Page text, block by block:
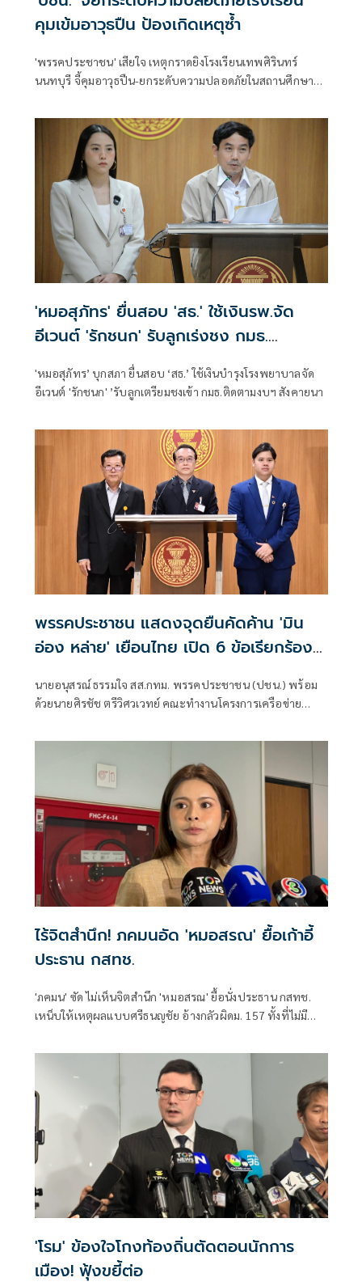
คุมเข้มอาวุธปืน ป้องเกิดเหตุซ้ำ
'พรรคประชาชน' เสียใจ เหตุกราดยิงโรงเรียนเทพศิรินทร์
นนทบุรี จี้คุมอาวุธปืน-ยกระดับความปลอดภัยในสถานศึกษา
'หมอสุภัทร' ยื่นสอบ 'สธ.' ใช้เงินรพ.จัด
อีเวนต์ 'รักชนก' รับลูกเร่งชง กมธ.
'หมอสุภัทร’ บุกสภา ยื่นสอบ ‘สธ.’ ใช้เงินบำรุงโรงพยาบาลจัด
อีเวนต์ 'รักชนก' ’รับลูกเตรียมชงเข้า กมธ.ติดตามงบฯ สังคายนา
พรรคประชาชน แสดงจุดยืนคัดค้าน 'มิน
อ่อง หล่าย' เยือนไทย เปิด 6 ข้อเรียกร้อง
นายอนุสรณ์ ธรรมใจ สส.กทม. พรรคประชาชน (ปชน.) พร้อม
ด้วยนายศิรชัช ตรีวิศวเวทย์ คณะทำงานโครงการเครือข่าย
พัฒนาอย่างยั่งยืน แถลงคัดค้านการเยือนไทยอย่างเป็นทางการ
ไร้จิตสำนึก! ภคมนอัด 'หมอสรณ' ยื้อเก้าอี้
ประธาน กสทช.
'ภคมน' ซัด ไม่เห็นจิตสำนึก 'หมอสรณ' ยื้อนั่งประธาน กสทช.
เหน็บให้เหตุผลแบบศรีธนญชัย อ้างกลัวผิดม. 157 ทั้งที่ไม่มี
ตำแหน่งได้แล้ว
'โรม' ข้องใจโกงท้องถิ่นตัดตอนนักการ
เมือง! ฟุ้งขยี้ต่อ